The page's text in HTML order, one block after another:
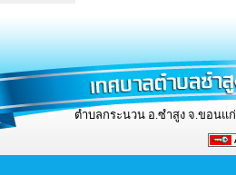
ตำบลกระนวน อ.ซำสูง จ.ขอนแ